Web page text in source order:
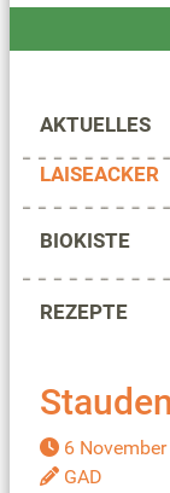
AKTUELLES
LAISEACKER
BIOKISTE
REZEPTE
6
GAD